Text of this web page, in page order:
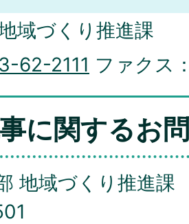
域づくり推進課
62-2111 ファクス
に関するお
地域づくり推進課